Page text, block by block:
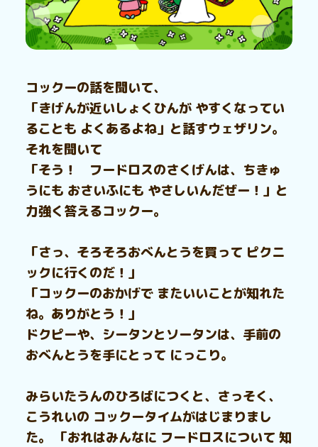
コックーの話を聞いて、
「きげんが近いしょくひんが やすくなってい
ることも よくあるよね」と話すウェザリン。
それを聞いて
「そう！ フードロスのさくげんは、ちきゅ
うにも おさいふにも やさしいんだぜー！」と
力強く答えるコックー。
「さっ、そろそろおべんとうを買って ピクニ
ックに行くのだ！」
「コックーのおかげで またいいことが知れた
ね。ありがとう！」
ドクピーや、シータンとソータンは、手前の
おべんとうを手にとって にっこり。
みらいたうんのひろばにつくと、さっそく、
こうれいの コックータイムがはじまりまし
た。 「おれはみんなに フードロスについて 知